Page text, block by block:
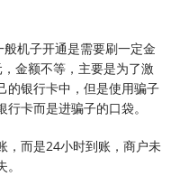
机子开通是需要刷一定金
金额不等，主要是为了激
的银行卡中，但是使用骗子
卡而是进骗子的口袋。
，而是24小时到账，商户未